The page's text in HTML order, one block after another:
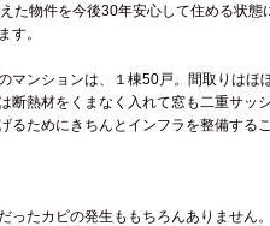
物件を今後30年安心して住める状
す。
ンションは、１棟50戸。間取りはほ
熱材をくまなく入れて窓も二重サッ
ためにきちんとインフラを整備する
たカビの発生ももちろんありません